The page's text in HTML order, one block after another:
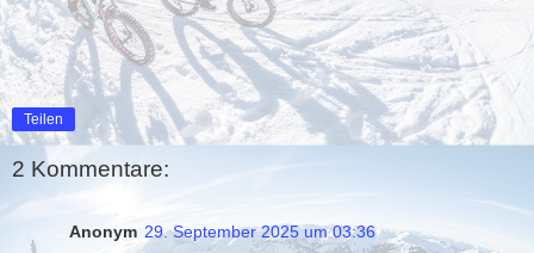
Teilen
2 Kommentare:
Anonym 29. September 2025 um 03:36